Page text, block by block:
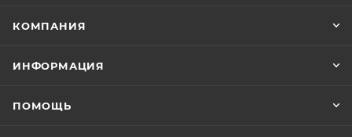
КОМПАНИЯ
ИНФОРМАЦИЯ
ПОМОЩЬ